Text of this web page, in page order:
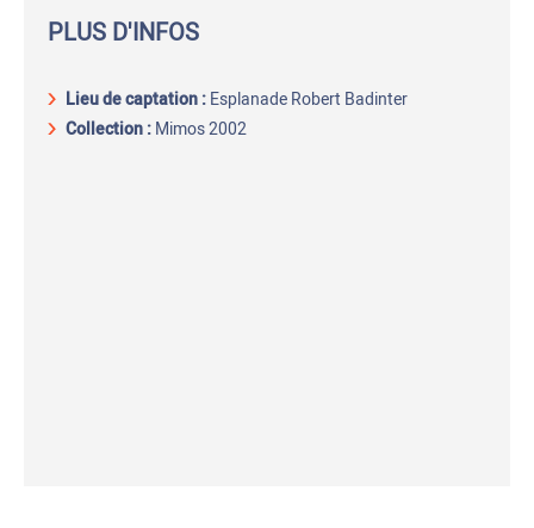
PLUS D'INFOS
Lieu de captation:Esplanade Robert Badinter
Collection :Mimos 2002